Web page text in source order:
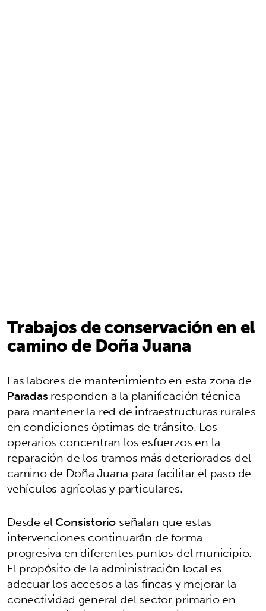
Trabajos de conservación en el
camino de Doña Juana
Las labores de mantenimiento en esta zona de
Paradasresponden a la planificación técnica
para mantener la red de infraestructuras rurales
en condiciones óptimas de tránsito. Los
operarios concentran los esfuerzos en la
reparación de los tramos más deteriorados del
camino de Doña Juana para facilitar el paso de
vehículos agrícolas y particulares.
Desde elConsistorioseñalan que estas
intervenciones continuarán de forma
progresiva en diferentes puntos del municipio.
El propósito de la administración local es
adecuar los accesos a las fincas y mejorar la
conectividad general del sector primario en